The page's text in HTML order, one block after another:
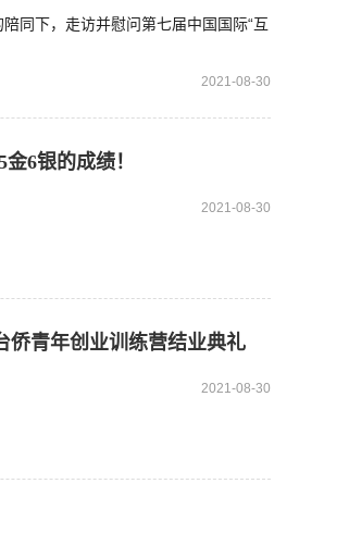
同下，走访并慰问第七届中国国际“互
2021-08-30
6银的成绩！
2021-08-30
侨青年创业训练营结业典礼
2021-08-30